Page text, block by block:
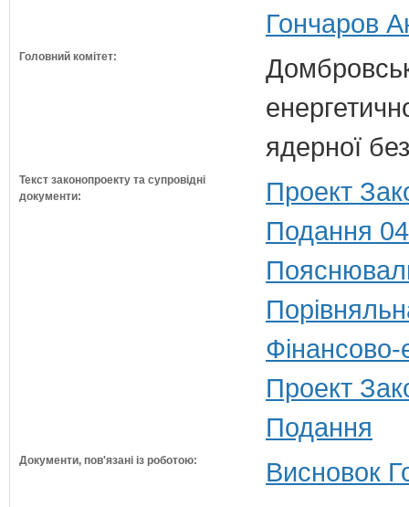
Гончаров
Головний комітет:
ядерної
Текст законопроекту та супровідні
документи:
Проект
Подання
Проект
Подання
Документи, пов'язані із роботою: Висновок